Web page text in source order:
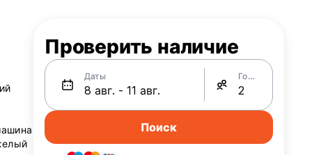
Проверить наличие
Даты Гости
Поиск